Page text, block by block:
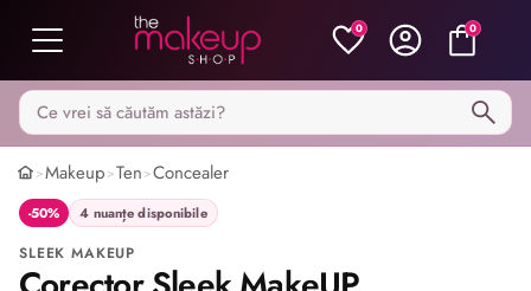
0 0
Caută pe MakeupShop
>Makeup>Ten>Concealer
-50% 4 nuanțe disponibile
SLEEK MAKEUP